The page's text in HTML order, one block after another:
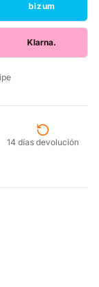
bizum
Klarna.
14 días devolución